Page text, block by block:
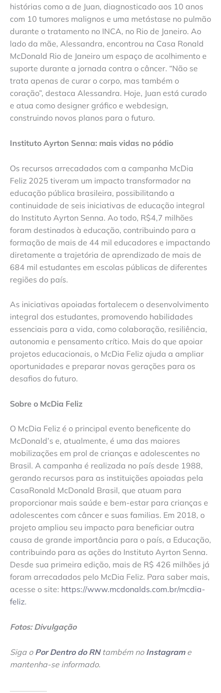
histórias como a de Juan, diagnosticado aos 10 anos
com 10 tumores malignos e uma metástase no pulmão
durante o tratamento no INCA, no Rio de Janeiro. Ao
lado da mãe, Alessandra, encontrou na Casa Ronald
McDonald Rio de Janeiro um espaço de acolhimento e
suporte durante a jornada contra o câncer. “Não se
trata apenas de curar o corpo, mas também o
coração”, destaca Alessandra. Hoje, Juan está curado
e atua como designer gráfico e webdesign,
construindo novos planos para o futuro.
Instituto Ayrton Senna: mais vidas no pódio
Os recursos arrecadados com a campanha McDia
Feliz 2025 tiveram um impacto transformador na
educação pública brasileira, possibilitando a
continuidade de seis iniciativas de educação integral
do Instituto Ayrton Senna. Ao todo, R$4,7 milhões
foram destinados à educação, contribuindo para a
formação de mais de 44 mil educadores e impactando
diretamente a trajetória de aprendizado de mais de
684 mil estudantes em escolas públicas de diferentes
regiões do país.
As iniciativas apoiadas fortalecem o desenvolvimento
integral dos estudantes, promovendo habilidades
essenciais para a vida, como colaboração, resiliência,
autonomia e pensamento crítico. Mais do que apoiar
projetos educacionais, o McDia Feliz ajuda a ampliar
oportunidades e preparar novas gerações para os
desafios do futuro.
Sobre o McDia Feliz
O McDia Feliz é o principal evento beneficente do
McDonald’s e, atualmente, é uma das maiores
mobilizações em prol de crianças e adolescentes no
Brasil. A campanha é realizada no país desde 1988,
gerando recursos para as instituições apoiadas pela
CasaRonald McDonald Brasil, que atuam para
proporcionar mais saúde e bem-estar para crianças e
adolescentes com câncer e suas familias. Em 2018, o
projeto ampliou seu impacto para beneficiar outra
causa de grande importância para o país, a Educação,
contribuindo para as ações do Instituto Ayrton Senna.
Desde sua primeira edição, mais de R$ 426 milhões já
foram arrecadados pelo McDia Feliz. Para saber mais,
acesse o site: https://www.mcdonalds.com.br/mcdia-
feliz.
Fotos: Divulgação
Siga o Por Dentro do RNtambém no Instagrame
mantenha-se informado.